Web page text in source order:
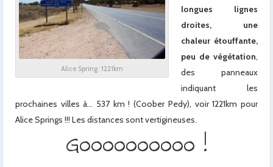
Alice Spring : 1221km
longues lignes
droites, une
chaleur étouffante,
peu de végétation,
des panneaux
indiquant les
prochaines villes à… 537 km ! (Coober Pedy), voir 1221km pour
Alice Springs !!! Les distances sont vertigineuses.
Goooooooooo !